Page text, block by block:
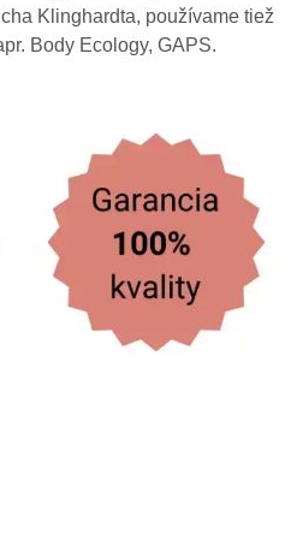
Klinghardta, používame tiež
Body Ecology, GAPS.